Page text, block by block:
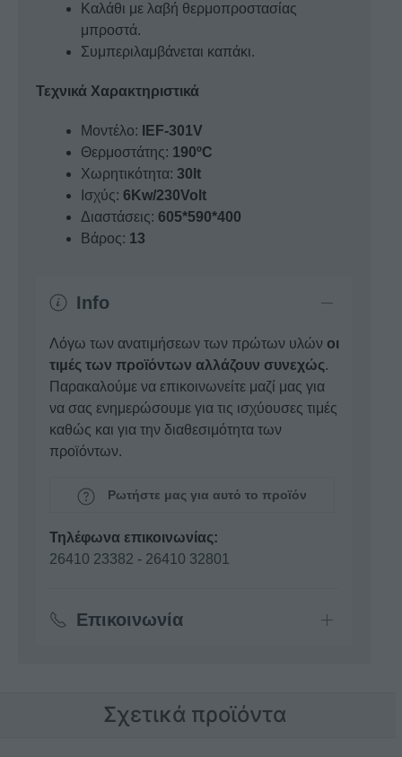
Καλάθι με λαβή θερμοπροστασίας
μπροστά.
Συμπεριλαμβάνεται καπάκι.
Τεχνικά Χαρακτηριστικά
Μοντέλο:
IEF-301V
Θερμοστάτης: 190ºC
Χωρητικότητα: 30lt
Ισχύς: 6Kw/230Volt
Διαστάσεις: 605*590*400
Βάρος: 13
Info
Λόγω των ανατιμήσεων των πρώτων υλών οι
τιμές των προϊόντων αλλάζουν συνεχώς.
Παρακαλούμε να επικοινωνείτε μαζί μας για
να σας ενημερώσουμε για τις ισχύουσες τιμές
καθώς και για την διαθεσιμότητα των
προϊόντων.
Ρωτήστε μας για αυτό το προϊόν
Τηλέφωνα επικοινωνίας:
26410 23382 - 26410 32801
Επικοινωνία
Σχετικά προϊόντα